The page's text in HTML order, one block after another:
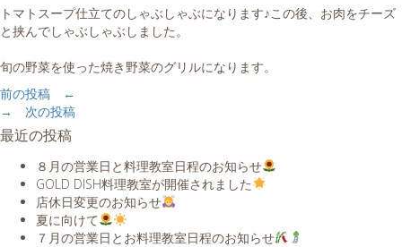
トマトスープ仕立てのしゃぶしゃぶになります♪この後、お肉をチーズ
と挟んでしゃぶしゃぶしました。
旬の野菜を使った焼き野菜のグリルになります。
前の投稿 ←
→ 次の投稿
最近の投稿
８月の営業日と料理教室日程のお知らせ
GOLD DISH料理教室が開催されました
店休日変更のお知らせ
夏に向けて
７月の営業日とお料理教室日程のお知らせ